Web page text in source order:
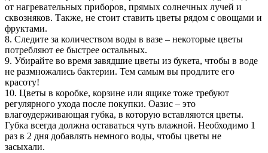
от нагревательных приборов, прямых солнечных лучей и
сквозняков. Также, не стоит ставить цветы рядом с овощами и
фруктами.
8. Следите за количеством воды в вазе – некоторые цветы
потребляют ее быстрее остальных.
9. Убирайте во время завядшие цветы из букета, чтобы в воде
не размножались бактерии. Тем самым вы продлите его
красоту!
10. Цветы в коробке, корзине или ящике тоже требуют
регулярного ухода после покупки. Оазис – это
влагоудерживающая губка, в которую вставляются цветы.
Губка всегда должна оставаться чуть влажной. Необходимо 1
раз в 2 дня добавлять немного воды, чтобы цветы не
засыхали.